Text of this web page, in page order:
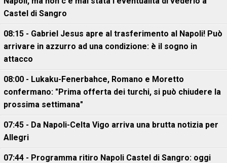
Castel di Sangro
08:15 - Gabriel Jesus apre al trasferimento al Napoli! Può
arrivare in azzurro ad una condizione: è il sogno in
attacco
08:00 - Lukaku-Fenerbahce, Romano e Moretto
confermano: "Prima offerta dei turchi, si può chiudere la
prossima settimana"
07:45 - Da Napoli-Celta Vigo arriva una brutta notizia per
Allegri
07:44 - Programma ritiro Napoli Castel di Sangro: oggi